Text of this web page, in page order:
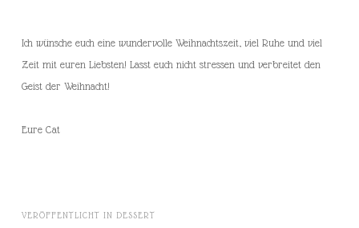
Ich wünsche euch eine wundervolle Weihnachtszeit, viel Ruhe und viel
Zeit mit euren Liebsten! Lasst euch nicht stressen und verbreitet den
Geist der Weihnacht!
Eure Cat
VERÖFFENTLICHT IN DESSERT